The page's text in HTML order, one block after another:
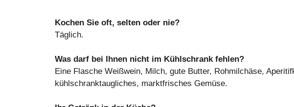
Kochen Sie oft, selten oder nie?
Täglich.
Was darf bei Ihnen nicht im Kühlschrank fehlen?
Eine Flasche Weißwein, Milch, gute Butter, Rohmilchäse,
kühlschranktaugliches, marktfrisches Gemüse.